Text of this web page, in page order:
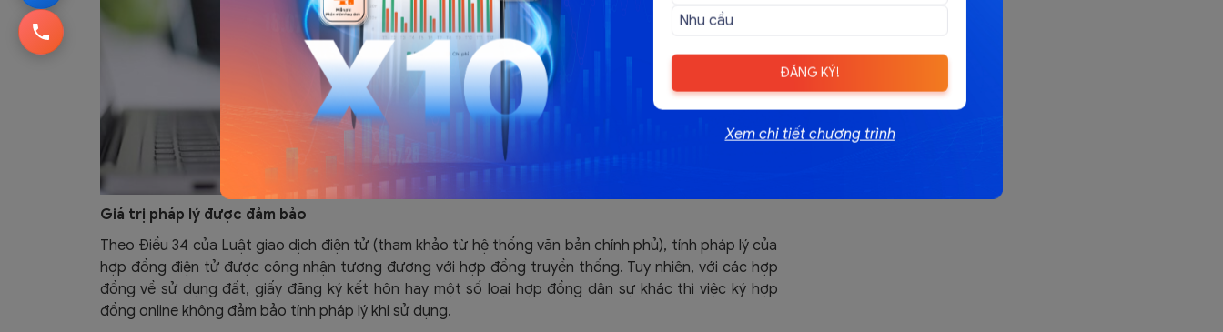
ĐĂNG KÝ!
Xem chi tiết chương trình
Giá trị pháp lý được đảm bảo
Theo Điều 34 của Luật giao dịch điện tử (tham khảo từ hệ thống văn bản chính phủ), tính pháp lý của
hợp đồng điện tử được công nhận tương đương với hợp đồng truyền thống. Tuy nhiên, với các hợp
đồng về sử dụng đất, giấy đăng ký kết hôn hay một số loại hợp đồng dân sự khác thì việc ký hợp
đồng online không đảm bảo tính pháp lý khi sử dụng.